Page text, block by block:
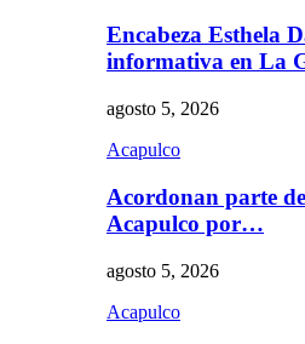
Encabeza Esthela
informativa en La
agosto 5, 2026
Acapulco
Acordonan parte
Acapulco por…
agosto 5, 2026
Acapulco